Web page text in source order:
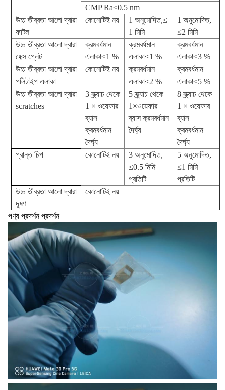
CMP Ra≤0.5 nm
উচ্চ তীব্রতা আলো দ্বারা
ফাটল
কোনোটিই নয় 1 অনুমোদিত,≤
1 মিমি
1 অনুমোদিত,
≤2 মিমি
উচ্চ তীব্রতা আলো দ্বারা
হেক্স প্লেট
ক্রমবর্ধমান
এলাকা≤1 %
ক্রমবর্ধমান
এলাকা≤1 %
ক্রমবর্ধমান
এলাকা≤3 %
উচ্চ তীব্রতা আলো দ্বারা
পলিটাইপ এলাকা
কোনোটিই নয়
ক্রমবর্ধমান
এলাকা≤2 %
ক্রমবর্ধমান
এলাকা≤5 %
উচ্চ তীব্রতা আলো দ্বারা
scratches
3 স্ক্র্যাচ থেকে
1 × ওয়েফার
ব্যাস
ক্রমবর্ধমান
দৈর্ঘ্য
5 স্ক্র্যাচ থেকে
1×ওয়েফার
ব্যাস ক্রমবর্ধমান
দৈর্ঘ্য
8 স্ক্র্যাচ থেকে
1 × ওয়েফার
ব্যাস
ক্রমবর্ধমান
দৈর্ঘ্য
প্রান্ত চিপ
কোনোটিই নয়
3 অনুমোদিত,
≤0.5 মিমি
প্রতিটি
5 অনুমোদিত,
≤1 মিমি
প্রতিটি
উচ্চ তীব্রতা আলো দ্বারা
দূষণ
কোনোটিই নয়
পণ্য প্রদর্শন প্রদর্শন